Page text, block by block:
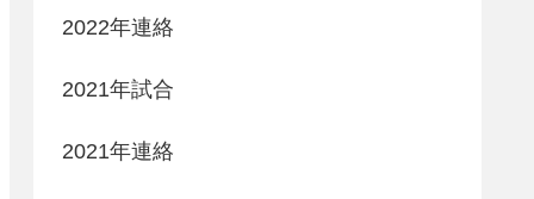
2022年連絡
2021年試合
2021年連絡